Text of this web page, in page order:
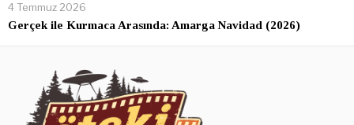
4 Temmuz 2026
Gerçek ile Kurmaca Arasında: Amarga Navidad (2026)